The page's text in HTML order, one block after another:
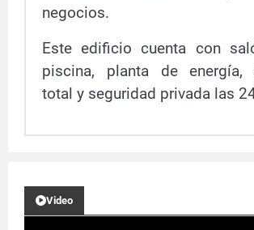
negocios.
Este edificio cuenta con
piscina, planta de energía,
total y seguridad privada las
Video